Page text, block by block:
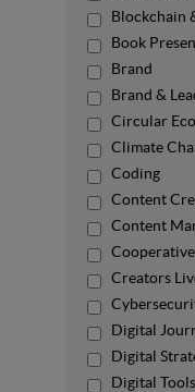
Blockchain
Book
Brand
Brand &
Circular
Climate
Coding
Content
Content
Creators
Digital
Digital
Digital Tools